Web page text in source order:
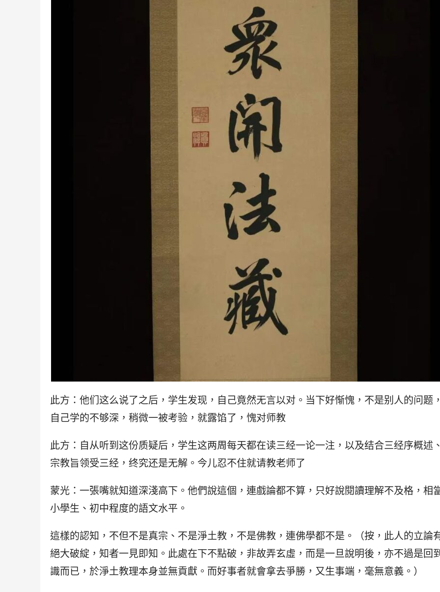
此方：他们这么说了之后，学生发现，自己竟然无言以对。当下好惭愧，不是别人的问题
自己学的不够深，稍微一被考验，就露馅了，愧对师教
此方：自从听到这份质疑后，学生这两周每天都在读三经一论一注，以及结合三经序概述
宗教旨领受三经，终究还是无解。今儿忍不住就请教老师了
蒙光：一張嘴就知道深淺高下。他們說這個，連戲論都不算，只好說閱讀理解不及格，相
小學生、初中程度的語文水平。
這樣的認知，不但不是真宗、不是淨土教，不是佛教，連佛學都不是。（按，此人的立論
絕大破綻，知者一見即知。此處在下不點破，非故弄玄虛，而是一旦說明後，亦不過是回
識而已，於淨土教理本身並無貢獻。而好事者就會拿去爭勝，又生事端，毫無意義。）